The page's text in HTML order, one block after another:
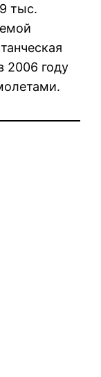
тыс.
2006 году